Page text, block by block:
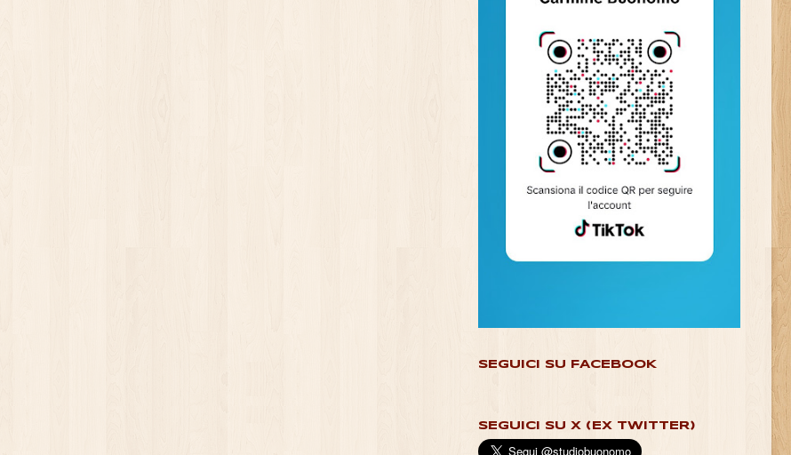
SEGUICI SU FACEBOOK
SEGUICI SU X (EX TWITTER)